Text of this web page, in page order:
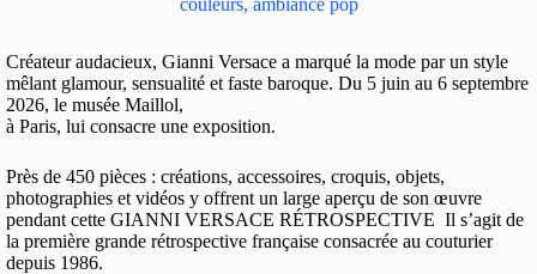
Créateur audacieux, Gianni Versace a marqué la mode par un style
mêlant glamour, sensualité et faste baroque. Du 5 juin au 6 septembre
2026, le musée Maillol,
à Paris, lui consacre une exposition.
Près de 450 pièces : créations, accessoires, croquis, objets,
photographies et vidéos y offrent un large aperçu de son œuvre
pendant cette GIANNI VERSACE RÉTROSPECTIVE Il s’agit de
la première grande rétrospective française consacrée au couturier
depuis 1986.